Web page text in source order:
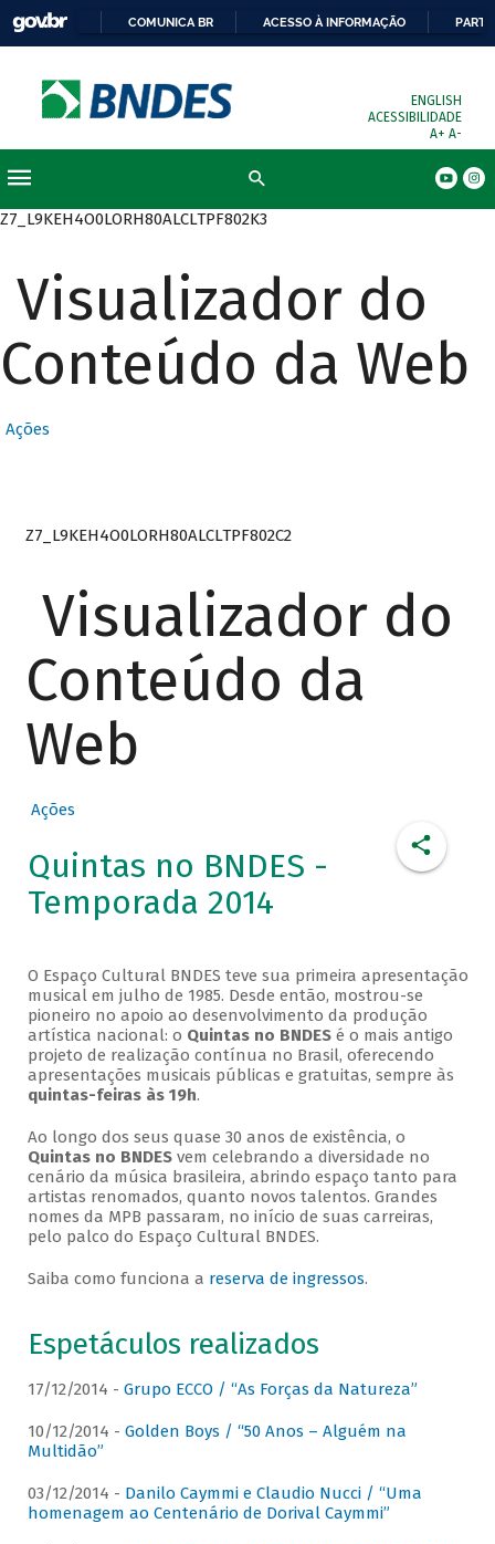
COMUNICA BR ACESSO À INFORMAÇÃO
ENGLISH
ACESSIBILIDADE
A+ A-
Z7_L9KEH4O0LORH80ALCLTPF802K3
Visualizador do
Conteúdo da Web
Ações
Z7_L9KEH4O0LORH80ALCLTPF802C2
Visualizador do
Conteúdo da
Web
Ações
Quintas no BNDES -
Temporada 2014
O Espaço Cultural BNDES teve sua primeira apresentação
musical em julho de 1985. Desde então, mostrou-se
pioneiro no apoio ao desenvolvimento da produção
artística nacional: o Quintas no BNDESé o mais antigo
projeto de realização contínua no Brasil, oferecendo
apresentações musicais públicas e gratuitas, sempre às
quintas-feiras às 19h.
Ao longo dos seus quase 30 anos de existência, o
Quintas no BNDESvem celebrando a diversidade no
cenário da música brasileira, abrindo espaço tanto para
artistas renomados, quanto novos talentos. Grandes
nomes da MPB passaram, no início de suas carreiras,
pelo palco do Espaço Cultural BNDES.
Saiba como funciona a reserva de ingressos.
Espetáculos realizados
17/12/2014 - Grupo ECCO / “As Forças da Natureza”
10/12/2014 - Golden Boys / “50 Anos – Alguém na
Multidão”
03/12/2014 - Danilo Caymmi e Claudio Nucci / “Uma
homenagem ao Centenário de Dorival Caymmi”